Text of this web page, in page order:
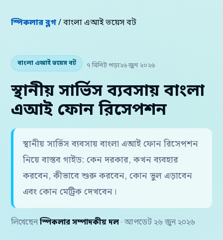
স্পিকলার ব্লগ/ বাংলা এআই ভয়েস বট
বাংলা এআই ভয়েস বট ৭ মিনিট পড়া২৬ জুন ২০২৬
স্থানীয় সার্ভিস ব্যবসায় বাংলা
এআই ফোন রিসেপশন
স্থানীয় সার্ভিস ব্যবসায় বাংলা এআই ফোন রিসেপশন
নিয়ে বাস্তব গাইড: কেন দরকার, কখন ব্যবহার
করবেন, কীভাবে শুরু করবেন, কোন ভুল এড়াবেন
এবং কোন মেট্রিক দেখবেন।
লিখেছেন স্পিকলার সম্পাদকীয় দল · আপডেট ২৬ জুন ২০২৬